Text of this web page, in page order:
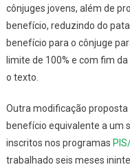
cônjuges jovens, além de
benefício, reduzindo do
benefício para o cônjuge
limite de 100% e com fim
o texto.
Outra modificação
benefício equivalente a um
inscritos nos programas
trabalhado seis meses